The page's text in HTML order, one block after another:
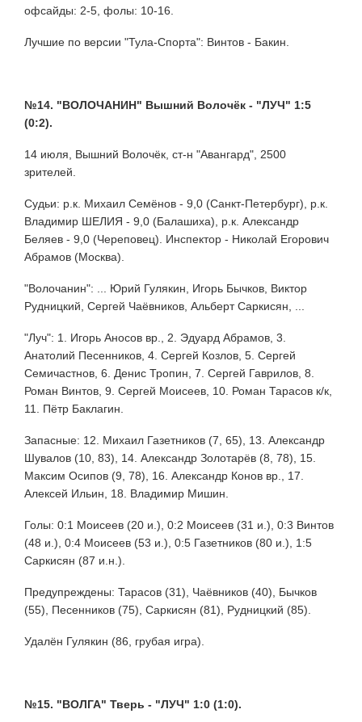
офсайды: 2-5, фолы: 10-16.
Лучшие по версии "Тула-Спорта": Винтов - Бакин.
№14. "ВОЛОЧАНИН" Вышний Волочёк - "ЛУЧ" 1:5
(0:2).
14 июля, Вышний Волочёк, ст-н "Авангард", 2500
зрителей.
Судьи: р.к. Михаил Семёнов - 9,0 (Санкт-Петербург), р.к.
Владимир ШЕЛИЯ - 9,0 (Балашиха), р.к. Александр
Беляев - 9,0 (Череповец). Инспектор - Николай Егорович
Абрамов (Москва).
"Волочанин": ... Юрий Гулякин, Игорь Бычков, Виктор
Рудницкий, Сергей Чаёвников, Альберт Саркисян, ...
"Луч": 1. Игорь Аносов вр., 2. Эдуард Абрамов, 3.
Анатолий Песенников, 4. Сергей Козлов, 5. Сергей
Семичастнов, 6. Денис Тропин, 7. Сергей Гаврилов, 8.
Роман Винтов, 9. Сергей Моисеев, 10. Роман Тарасов к/к,
11. Пётр Баклагин.
Запасные: 12. Михаил Газетников (7, 65), 13. Александр
Шувалов (10, 83), 14. Александр Золотарёв (8, 78), 15.
Максим Осипов (9, 78), 16. Александр Конов вр., 17.
Алексей Ильин, 18. Владимир Мишин.
Голы: 0:1 Моисеев (20 и.), 0:2 Моисеев (31 и.), 0:3 Винтов
(48 и.), 0:4 Моисеев (53 и.), 0:5 Газетников (80 и.), 1:5
Саркисян (87 и.н.).
Предупреждены: Тарасов (31), Чаёвников (40), Бычков
(55), Песенников (75), Саркисян (81), Рудницкий (85).
Удалён Гулякин (86, грубая игра).
№15. "ВОЛГА" Тверь - "ЛУЧ" 1:0 (1:0).